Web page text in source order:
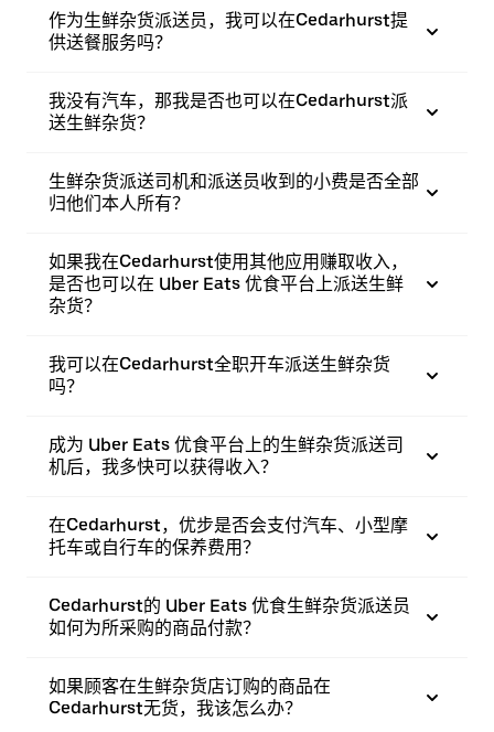
作为生鲜杂货派送员，我可以在Cedarhurst提
供送餐服务吗？
我没有汽车，那我是否也可以在Cedarhurst派
送生鲜杂货？
生鲜杂货派送司机和派送员收到的小费是否全部
归他们本人所有？
如果我在Cedarhurst使用其他应用赚取收入，
是否也可以在 Uber Eats 优食平台上派送生鲜
杂货？
我可以在Cedarhurst全职开车派送生鲜杂货
吗？
成为 Uber Eats 优食平台上的生鲜杂货派送司
机后，我多快可以获得收入？
在Cedarhurst，优步是否会支付汽车、小型摩
托车或自行车的保养费用？
Cedarhurst的 Uber Eats 优食生鲜杂货派送员
如何为所采购的商品付款？
如果顾客在生鲜杂货店订购的商品在
Cedarhurst无货，我该怎么办？